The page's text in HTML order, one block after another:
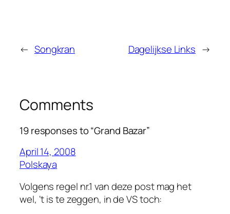
← Songkran Dagelijkse Links →
Comments
19 responses to “Grand Bazar”
April 14, 2008
Polskaya
Volgens regel nr.1 van deze post mag het
wel, ‘t is te zeggen, in de VS toch: